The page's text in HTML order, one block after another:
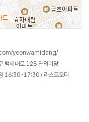
yeonwamidang/
백제대로 128 연와미당
16:30~17:30 / 라스트오더